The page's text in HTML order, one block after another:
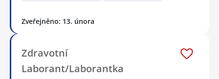
Zveřejněno: 13. února
Zdravotní
Laborant/Laborantka